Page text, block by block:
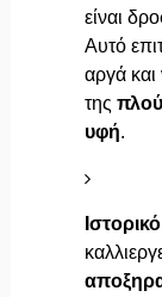
είναι
Αυτό
αργά και
της
υφή.